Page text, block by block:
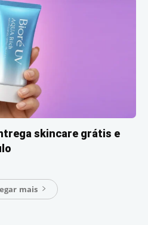
skincare grátis e
mais